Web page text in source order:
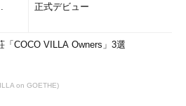
正式デビュー
「COCO VILLA Owners」3選
on GOETHE)